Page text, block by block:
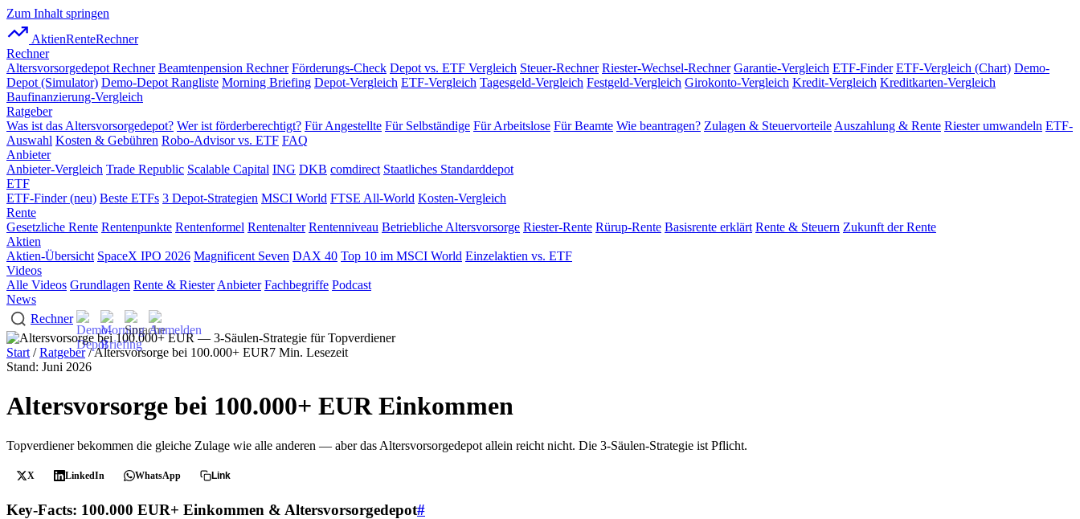
Zum Inhalt springen
AktienRenteRechner
Rechner
Altersvorsorgedepot Rechner Beamtenpension Rechner Förderungs-Check Depot vs. ETF Vergleich Steuer-Rechner Riester-Wechsel-Rechner Garantie-Vergleich ETF-Finder ETF-Vergleich (Chart) Demo-
Depot (Simulator) Demo-Depot Rangliste Morning Briefing Depot-Vergleich ETF-Vergleich Tagesgeld-Vergleich Festgeld-Vergleich Girokonto-Vergleich Kredit-Vergleich Kreditkarten-Vergleich
Baufinanzierung-Vergleich
Ratgeber
Was ist das Altersvorsorgedepot? Wer ist förderberechtigt? Für Angestellte Für Selbständige Für Arbeitslose Für Beamte Wie beantragen? Zulagen & Steuervorteile Auszahlung & Rente Riester umwandeln ETF-
Auswahl Kosten & Gebühren Robo-Advisor vs. ETF FAQ
Anbieter
Anbieter-Vergleich Trade Republic Scalable Capital ING DKB comdirect Staatliches Standarddepot
ETF
ETF-Finder (neu) Beste ETFs 3 Depot-Strategien MSCI World FTSE All-World Kosten-Vergleich
Rente
Gesetzliche Rente Rentenpunkte Rentenformel Rentenalter Rentenniveau Betriebliche Altersvorsorge Riester-Rente Rürup-Rente Basisrente erklärt Rente & Steuern Zukunft der Rente
Aktien
Aktien-Übersicht SpaceX IPO 2026 Magnificent Seven DAX 40 Top 10 im MSCI World Einzelaktien vs. ETF
Videos
Alle Videos Grundlagen Rente & Riester Anbieter Fachbegriffe Podcast
News
Rechner
Start /Ratgeber/ Altersvorsorge bei 100.000+ EUR7 Min. Lesezeit
Stand: Juni 2026
Altersvorsorge bei 100.000+ EUR Einkommen
Topverdiener bekommen die gleiche Zulage wie alle anderen — aber das Altersvorsorgedepot allein reicht nicht. Die 3-Säulen-Strategie ist Pflicht.
X LinkedIn WhatsApp Link
Key-Facts: 100.000 EUR+ Einkommen & Altersvorsorgedepot#